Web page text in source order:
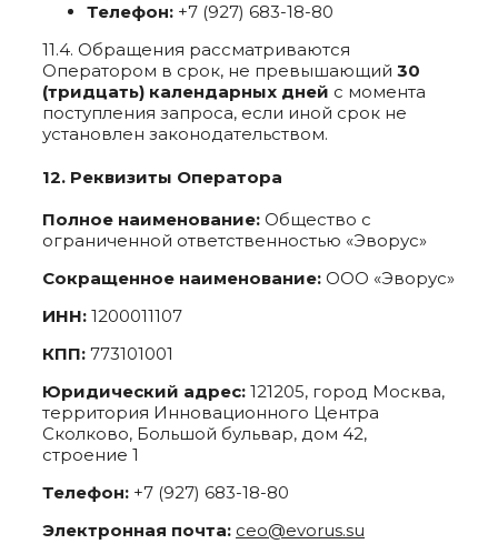
Телефон: +7 (927) 683-18-80
11.4. Обращения рассматриваются
Оператором в срок, не превышающий 30
(тридцать) календарных дней с момента
поступления запроса, если иной срок не
установлен законодательством.
12. Реквизиты Оператора
Полное наименование: Общество с
ограниченной ответственностью «Эворус»
Сокращенное наименование: ООО «Эворус»
ИНН: 1200011107
КПП: 773101001
Юридический адрес: 121205, город Москва,
территория Инновационного Центра
Сколково, Большой бульвар, дом 42,
строение 1
Телефон: +7 (927) 683-18-80
Электронная почта: ceo@evorus.su